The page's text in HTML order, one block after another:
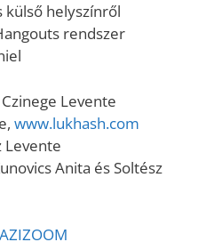
külső helyszínről
rendszer
Levente
www.lukhash.com
Levente
Anita és Soltész